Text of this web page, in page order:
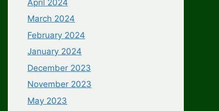
April 2024
March 2024
February 2024
January 2024
December 2023
November 2023
May 2023